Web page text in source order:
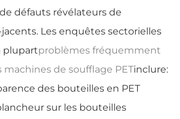
défauts révélateurs de
Les enquêtes sectorielles
plupartproblèmes fréquemment
machines de soufflage PETinclure:
des bouteilles en PET
sur les bouteilles